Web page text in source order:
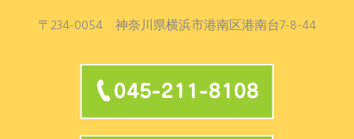
〒234-0054 神奈川県横浜市港南区港南台7-8-44